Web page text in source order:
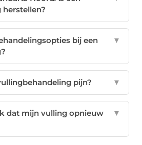
bij een
▼
pijn? ▼
dat mijn vulling opnieuw
▼